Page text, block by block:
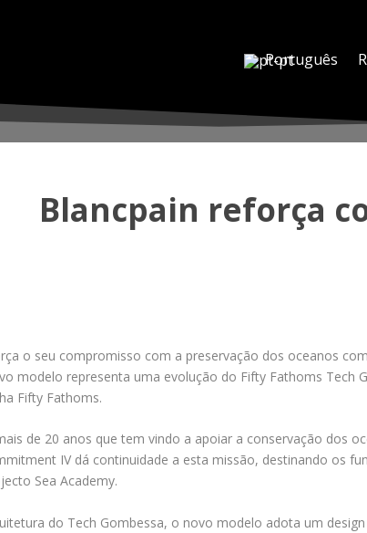
Português
Blancpain reforça
o seu compromisso com a preservação dos oceanos
modelo representa uma evolução do Fifty Fathoms
Fifty Fathoms.
de 20 anos que tem vindo a apoiar a conservação dos
IV dá continuidade a esta missão, destinando os
Sea Academy.
do Tech Gombessa, o novo modelo adota um